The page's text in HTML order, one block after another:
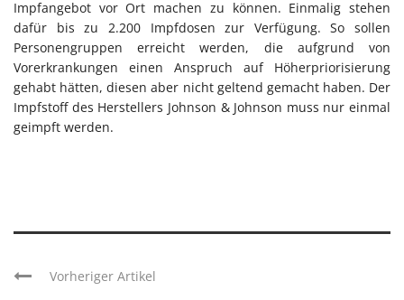
Impfangebot vor Ort machen zu können. Einmalig stehen
dafür bis zu 2.200 Impfdosen zur Verfügung. So sollen
Personengruppen erreicht werden, die aufgrund von
Vorerkrankungen einen Anspruch auf Höherpriorisierung
gehabt hätten, diesen aber nicht geltend gemacht haben. Der
Impfstoff des Herstellers Johnson & Johnson muss nur einmal
geimpft werden.
Vorheriger Artikel